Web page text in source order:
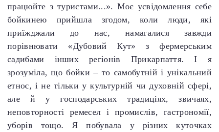
працюйте з туристами...». Моє усвідомлення себе
бойкинею прийшла згодом, коли люди, які
приїжджали до нас, намагалися завжди
порівнювати «Дубовий Кут» з фермерським
садибами інших регіонів Прикарпаття. І я
зрозуміла, що бойки – то самобутній і унікальний
етнос, і не тільки у культурній чи духовній сфері,
але й у господарських традиціях, звичаях,
неповторності ремесел і промислів, гастрономії,
уборів тощо. Я побувала у різних куточках